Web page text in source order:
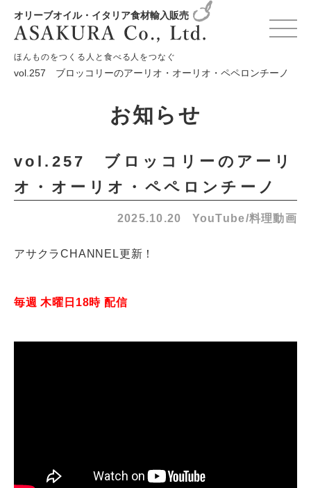
オリーブオイル・イタリア食材輸入販売
ほんものをつくる人と食べる人をつなぐ
HOME お知らせ
YouTube/料理動画
vol.257 ブロッコリーのアーリオ・オーリオ・ペペロンチーノ
お知らせ
vol.257 ブロッコリーのアーリ
オ・オーリオ・ペペロンチーノ
2025.10.20 YouTube/料理動画
アサクラCHANNEL更新！
毎週 木曜日18時 配信